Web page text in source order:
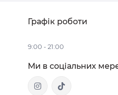
Графік роботи
9:00 - 21:00
Ми в соціальних